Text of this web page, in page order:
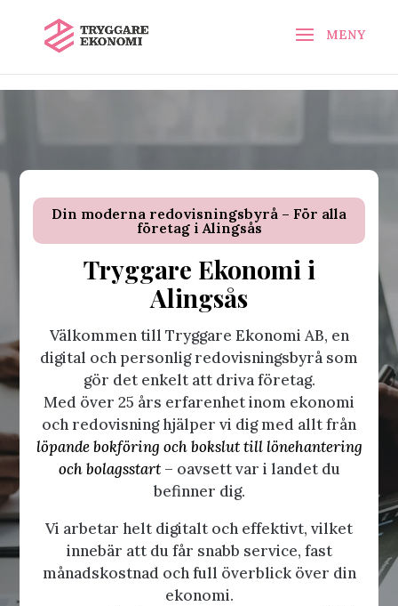
Din moderna redovisningsbyrå – För alla
företag i Alingsås
Tryggare Ekonomi i
Alingsås
Välkommen till Tryggare Ekonomi AB, en
digital och personlig redovisningsbyrå som
gör det enkelt att driva företag.
Med över 25 års erfarenhet inom ekonomi
och redovisning hjälper vi dig med allt från
löpande bokföring och bokslut till lönehantering
och bolagsstart– oavsett var i landet du
befinner dig.
Vi arbetar helt digitalt och effektivt, vilket
innebär att du får snabb service, fast
månadskostnad och full överblick över din
ekonomi.